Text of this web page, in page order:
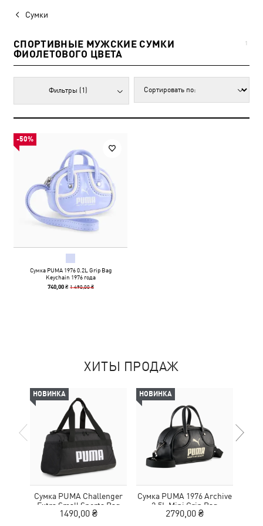
Сумки
СПОРТИВНЫЕ МУЖСКИЕ СУМКИ
ФИОЛЕТОВОГО ЦВЕТА
1
Фильтры (1)
-50%
Сумка PUMA 1976 0.2L Grip Bag
Keychain 1976 года
740,00 ₴ 1 490,00 ₴
ХИТЫ ПРОДАЖ
НОВИНКА
Сумка PUMA Challenger
Extra Small Sports Bag
1490,00 ₴
НОВИНКА
Сумка PUMA 1976 Archive
2.5L Mini Grip Bag
2790,00 ₴